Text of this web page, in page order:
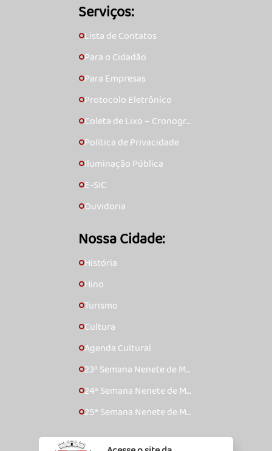
Serviços:
🞇Lista de Contatos
🞇Para o Cidadão
🞇Para Empresas
🞇Protocolo Eletrônico
🞇Coleta de Lixo – Cronogra
🞇Política de Privacidade
🞇Iluminação Pública
🞇E-SIC
🞇Ouvidoria
Nossa Cidade:
🞇História
🞇Hino
🞇Turismo
🞇Cultura
🞇Agenda Cultural
🞇23ª Semana Nenete de Mú
🞇24ª Semana Nenete de Mú
🞇25ª Semana Nenete de Mú